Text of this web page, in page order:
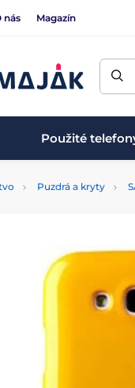
nás Magazín
Použité
Puzdrá a kryty